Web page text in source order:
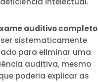
auditivo completo
ser sistematicamente
para eliminar uma
auditiva, mesmo
poderia explicar as